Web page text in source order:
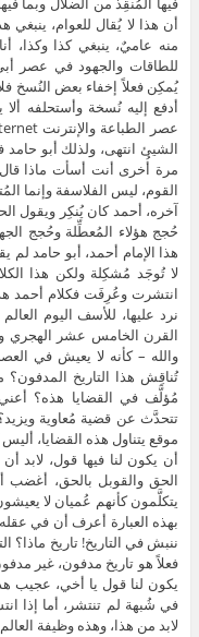
أن هذا لا يُقال للعوام،
منه عاميٌ، ينبغي كذا وكذا،
للطاقات والجهود في عصر
يُمكِن فعلاً إخفاء بعض النُسخ
أدفع إليه نُسخة وأستحلفه ألا
الشيئ انتهى، ولذلك أبو حامد
مرة أُخرى أنت أسأت ماذا
القوم، ليس الفلاسفة وإنما
آخره، أحمد كان يُنكِر ويقول
حُجج هؤلاء المُعطِّلة وحُجج
هذا الإمام أحمد، أبو حامد لم
لا تُوجَد مُشكِلة ولكن هذا
انتشرت وعُرِفَت فكلام أحمد هذا
نرد عليها، للأسف اليوم
القرن الخامس عشر الهجري
والله – كأنه لا يعيش في
تُناقِش هذا التاريخ
مُؤلَّف في القضايا هذه؟ أعني
تتحدَّث عن قضية مُعاوية
موقع يتناول هذه القضايا،
أن يكون لنا فيها قول، لابد
الحق والقوبل بالحق، أغضب
يتكلَّمون كأنهم عُميان لا
بهذه العبارة أعرف أن في
ننبش في التاريخ! تاريخ ماذا؟
فعلاً هو تاريخ مدفون، غير
يكون لنا قول يا أخي، عجيب
في شُبهة لم تنتشر، أما إذا
لابد من هذا، وهذه وظيفة